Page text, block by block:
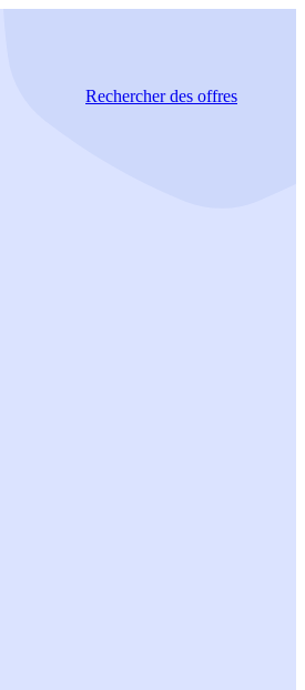
Rechercherdes offres